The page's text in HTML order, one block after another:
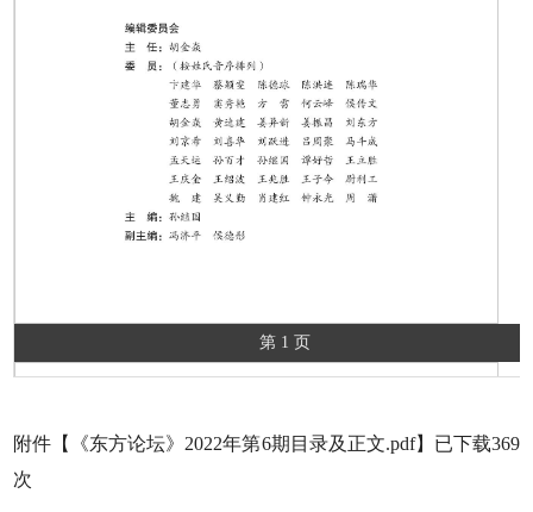
第 1 页
附件【 《东方论坛》2022年第6期目录及正文.pdf】已下载369
次